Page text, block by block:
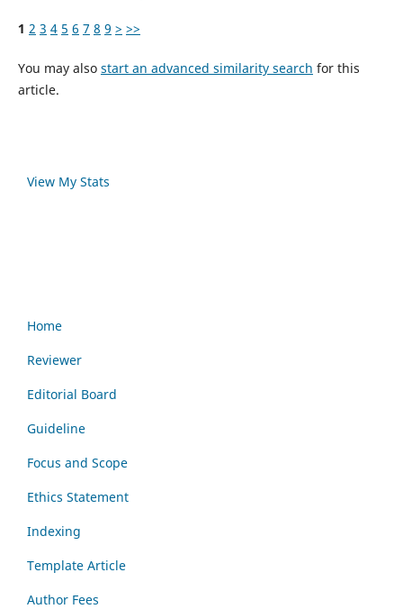
1 2 3 4 5 6 7 8 9 > >>
You may also start an advanced similarity search for this
article.
View My Stats
Home
Reviewer
Editorial Board
Guideline
Focus and Scope
Ethics Statement
Indexing
Template Article
Author Fees